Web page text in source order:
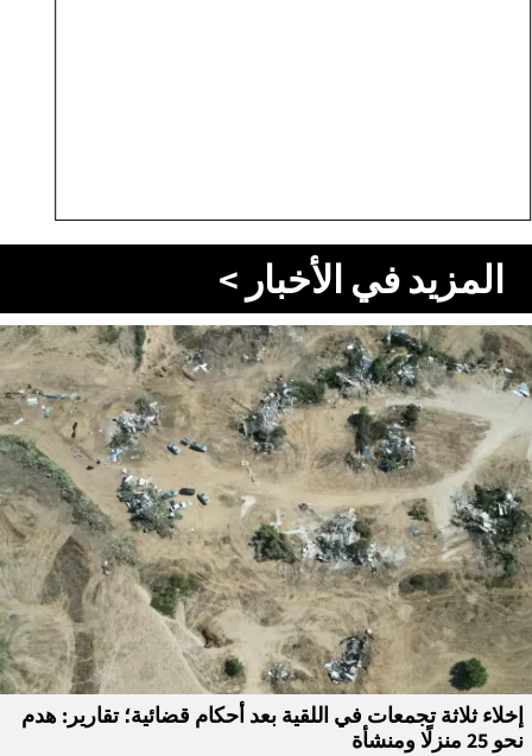
المزيد في الأخبار >
إخلاء ثلاثة تجمعات في اللقية بعد أحكام قضائية؛ تقارير: هدم
نحو 25 منزلًا ومنشأة